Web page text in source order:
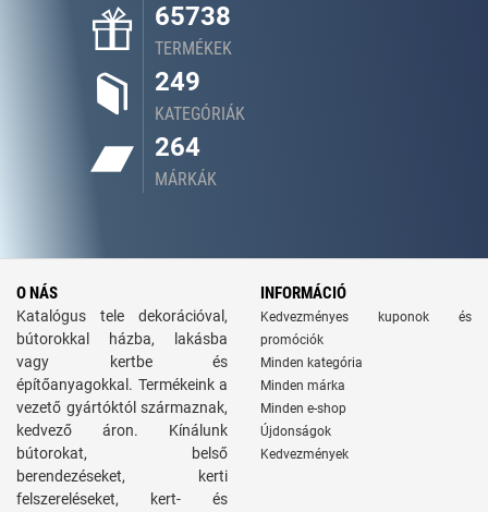
65738
TERMÉKEK
249
KATEGÓRIÁK
264
MÁRKÁK
O NÁS
Katalógus tele dekorációval,
bútorokkal házba, lakásba
vagy kertbe és
építőanyagokkal. Termékeink a
vezető gyártóktól származnak,
kedvező áron. Kínálunk
bútorokat, belső
berendezéseket, kerti
felszereléseket, kert- és
INFORMÁCIÓ
Kedvezményes kuponok és
promóciók
Minden kategória
Minden márka
Minden e-shop
Újdonságok
Kedvezmények